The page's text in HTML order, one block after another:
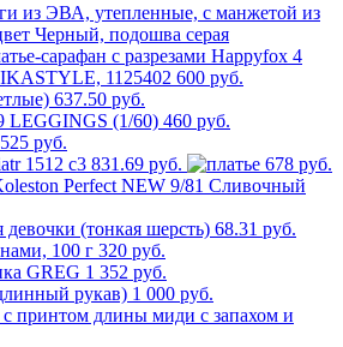
4
600 руб.
637.50 руб.
460 руб.
525 руб.
831.69 руб.
678 руб.
68.31 руб.
320 руб.
1 352 руб.
1 000 руб.